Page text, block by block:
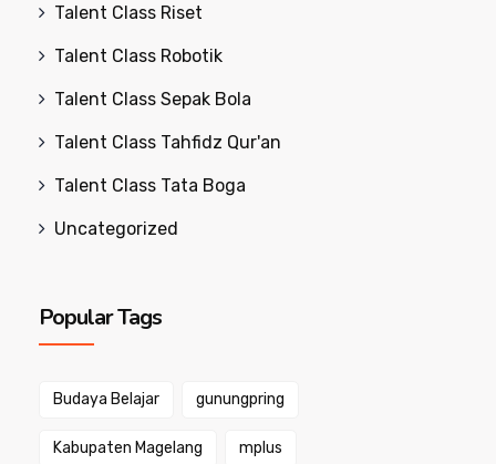
Talent Class Riset
Talent Class Robotik
Talent Class Sepak Bola
Talent Class Tahfidz Qur'an
Talent Class Tata Boga
Uncategorized
Popular Tags
Budaya Belajar gunungpring
Kabupaten Magelang mplus